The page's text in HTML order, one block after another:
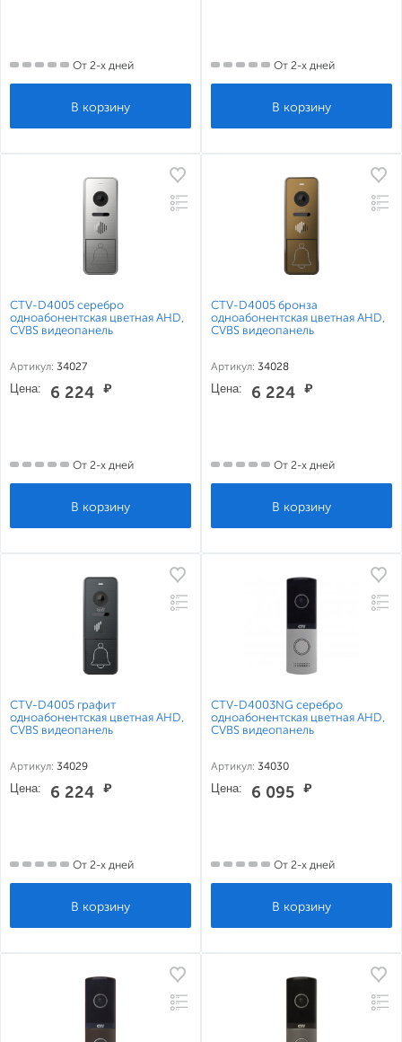
От 2-х дней От 2-х дней
CTV-D4005 серебро
одноабонентская цветная AHD,
CVBS видеопанель
Артикул: 34027
Цена: 6 224 ₽
От 2-х дней
CTV-D4005 бронза
одноабонентская цветная AHD,
CVBS видеопанель
Артикул: 34028
Цена: 6 224 ₽
От 2-х дней
CTV-D4005 графит
одноабонентская цветная AHD,
CVBS видеопанель
Артикул: 34029
Цена: 6 224 ₽
От 2-х дней
CTV-D4003NG серебро
одноабонентская цветная AHD,
CVBS видеопанель
Артикул: 34030
Цена: 6 095 ₽
От 2-х дней